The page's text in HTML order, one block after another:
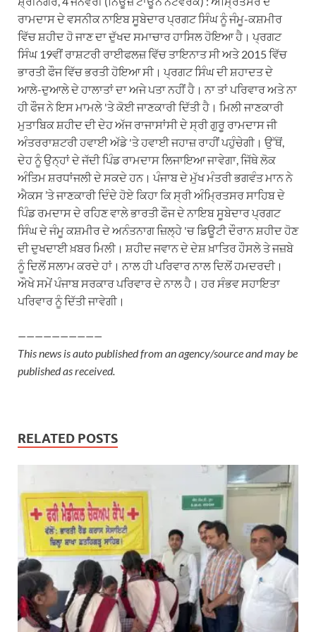
ਰਾਮਦਾਸ ਦੇ ਵਸਨੀਕ ਨਾਇਬ ਸੂਬੇਦਾਰ ਪ੍ਰਗਟ ਸਿੰਘ ਨੂੰ ਜੰਮੂ-ਕਸ਼ਮੀਰ
ਵਿੱਚ ਸ਼ਹੀਦ ਹੋ ਜਾਣ ਦਾ ਦੁੱਖਦ ਸਮਾਚਾਰ ਹਾਸਿਲ ਹੋਇਆ ਹੈ। ਪ੍ਰਗਟ
ਸਿੰਘ 19ਵੀਂ ਰਾਸ਼ਟਰੀ ਰਾਈਫਲਜ਼ ਵਿੱਚ ਤਾਇਨਾਤ ਸੀ ਅਤੇ 2015 ਵਿੱਚ
ਭਾਰਤੀ ਫੌਜ ਵਿੱਚ ਭਰਤੀ ਹੋਇਆ ਸੀ। ਪ੍ਰਗਟ ਸਿੰਘ ਦੀ ਸ਼ਹਾਦਤ ਦੇ
ਆਲੇ-ਦੁਆਲੇ ਦੇ ਹਾਲਾਤਾਂ ਦਾ ਅਜੇ ਪਤਾ ਨਹੀਂ ਹੈ। ਨਾ ਤਾਂ ਪਰਿਵਾਰ ਅਤੇ ਨਾ
ਹੀ ਫੌਜ ਨੇ ਇਸ ਮਾਮਲੇ 'ਤੇ ਕੋਈ ਜਾਣਕਾਰੀ ਦਿੱਤੀ ਹੈ। ਮਿਲੀ ਜਾਣਕਾਰੀ
ਮੁਤਾਬਿਕ ਸ਼ਹੀਦ ਦੀ ਦੇਹ ਅੱਜ ਰਾਜਾਸਾਂਸੀ ਦੇ ਸ੍ਰੀ ਗੁਰੂ ਰਾਮਦਾਸ ਜੀ
ਅੰਤਰਰਾਸ਼ਟਰੀ ਹਵਾਈ ਅੱਡੇ 'ਤੇ ਹਵਾਈ ਜਹਾਜ਼ ਰਾਹੀਂ ਪਹੁੰਚੇਗੀ। ਉੱਥੋਂ,
ਦੇਹ ਨੂੰ ਉਨ੍ਹਾਂ ਦੇ ਜੱਦੀ ਪਿੰਡ ਰਾਮਦਾਸ ਲਿਜਾਇਆ ਜਾਵੇਗਾ, ਜਿੱਥੇ ਲੋਕ
ਅੰਤਿਮ ਸ਼ਰਧਾਂਜਲੀ ਦੇ ਸਕਦੇ ਹਨ। ਪੰਜਾਬ ਦੇ ਮੁੱਖ ਮੰਤਰੀ ਭਗਵੰਤ ਮਾਨ ਨੇ
ਐਕਸ ’ਤੇ ਜਾਣਕਾਰੀ ਦਿੰਦੇ ਹੋਏ ਕਿਹਾ ਕਿ ਸ੍ਰੀ ਅੰਮ੍ਰਿਤਸਰ ਸਾਹਿਬ ਦੇ
ਪਿੰਡ ਰਮਦਾਸ ਦੇ ਰਹਿਣ ਵਾਲੇ ਭਾਰਤੀ ਫੌਜ ਦੇ ਨਾਇਬ ਸੂਬੇਦਾਰ ਪ੍ਰਗਟ
ਸਿੰਘ ਦੇ ਜੰਮੂ ਕਸ਼ਮੀਰ ਦੇ ਅਨੰਤਨਾਗ ਜ਼ਿਲ੍ਹੇ 'ਚ ਡਿਊਟੀ ਦੌਰਾਨ ਸ਼ਹੀਦ ਹੋਣ
ਦੀ ਦੁਖਦਾਈ ਖ਼ਬਰ ਮਿਲੀ। ਸ਼ਹੀਦ ਜਵਾਨ ਦੇ ਦੇਸ਼ ਖ਼ਾਤਿਰ ਹੌਸਲੇ ਤੇ ਜਜ਼ਬੇ
ਨੂੰ ਦਿਲੋਂ ਸਲਾਮ ਕਰਦੇ ਹਾਂ। ਨਾਲ ਹੀ ਪਰਿਵਾਰ ਨਾਲ ਦਿਲੋਂ ਹਮਦਰਦੀ।
ਔਖੇ ਸਮੇਂ ਪੰਜਾਬ ਸਰਕਾਰ ਪਰਿਵਾਰ ਦੇ ਨਾਲ ਹੈ। ਹਰ ਸੰਭਵ ਸਹਾਇਤਾ
ਪਰਿਵਾਰ ਨੂੰ ਦਿੱਤੀ ਜਾਵੇਗੀ।
——————————
This news is auto published from an agency/source and may be
published as received.
RELATED POSTS